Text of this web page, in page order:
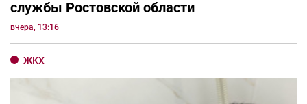
службы Ростовской области
вчера, 13:16
ЖКХ